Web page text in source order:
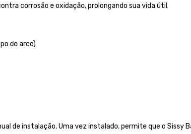
corrosão e oxidação, prolongando sua vida útil.
do arco)
de instalação. Uma vez instalado, permite que o Sissy